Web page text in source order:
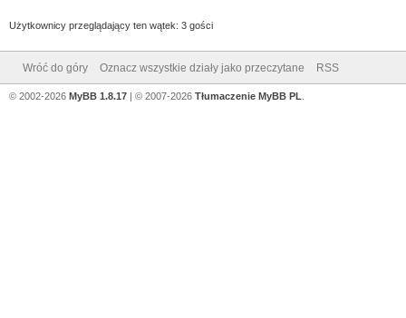
Użytkownicy przeglądający ten wątek: 3 gości
Wróć do góry Oznacz wszystkie działy jako przeczytane RSS
© 2002-2026 MyBB 1.8.17 | © 2007-2026 Tłumaczenie MyBB PL